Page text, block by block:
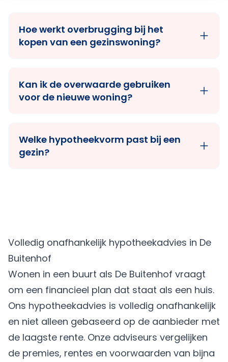
Hoe werkt overbrugging bij het
kopen van een gezinswoning?
Kan ik de overwaarde gebruiken
voor de nieuwe woning?
Welke hypotheekvorm past bij een
gezin?
Volledig onafhankelijk hypotheekadvies in De
Buitenhof
Wonen in een buurt als De Buitenhof vraagt
om een financieel plan dat staat als een huis.
Ons hypotheekadvies is volledig onafhankelijk
en niet alleen gebaseerd op de aanbieder met
de laagste rente. Onze adviseurs vergelijken
de premies, rentes en voorwaarden van bijna